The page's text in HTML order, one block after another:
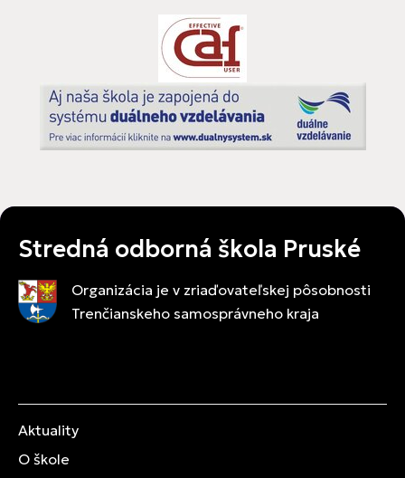
Stredná odborná škola Pruské
Organizácia je v zriaďovateľskej pôsobnosti
Trenčianskeho samosprávneho kraja
Aktuality
O škole